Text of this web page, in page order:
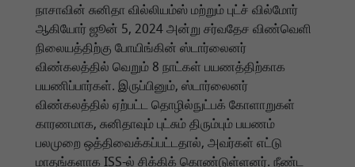
நாசாவின் சுனிதா வில்லியம்ஸ் மற்றும் புட்ச் வில்மோர்
ஆகியோர் ஜூன் 5, 2024 அன்று சர்வதேச விண்வெளி
நிலையத்திற்கு போயிங்கின் ஸ்டார்லைனர்
விண்கலத்தில் வெறும் 8 நாட்கள் பயணத்திற்காக
பயணிப்பார்கள். இருப்பினும், ஸ்டார்லைனர்
விண்கலத்தில் ஏற்பட்ட தொழில்நுட்பக் கோளாறுகள்
காரணமாக, சுனிதாவும் புட்சும் திரும்பும் பயணம்
பலமுறை ஒத்திவைக்கப்பட்டதால், அவர்கள் எட்டு
மாதங்களாக ISS-ல் சிக்கிக் கொண்டுள்ளனர். நீண்ட